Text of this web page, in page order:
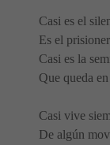
Casi es el
Es el
Casi es la
Que queda
Casi vive
De algún